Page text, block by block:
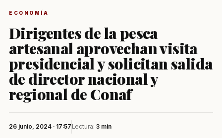
ECONOMÍA
Dirigentes de la pesca
artesanal aprovechan visita
presidencial y solicitan salida
de director nacional y
regional de Conaf
26 junio, 2024 · 17:57 Lectura: 3 min